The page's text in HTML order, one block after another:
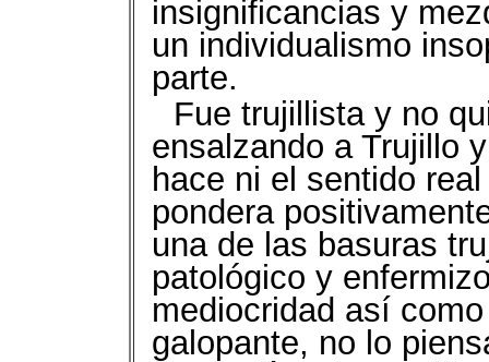
insignificancias y
un individualismo
parte.
Fue trujillista y no
ensalzando a Trujillo
hace ni el sentido
pondera
una de las basuras
patológico y
mediocridad así
galopante, no lo